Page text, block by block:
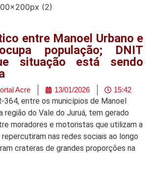
entre Manoel Urbano e
população; DNIT
situação está sendo
Acre 13/01/2026 15:42
364, entre os municípios de Manoel
região do Vale do Juruá, tem gerado
moradores e motoristas que utilizam a
repercutiram nas redes sociais ao longo
crateras de grandes proporções na